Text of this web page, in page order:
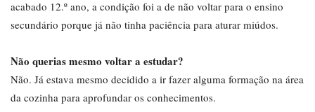
acabado 12.º ano, a condição foi a de não voltar para o ensino
secundário porque já não tinha paciência para aturar miúdos.
Não querias mesmo voltar a estudar?
Não. Já estava mesmo decidido a ir fazer alguma formação na área
da cozinha para aprofundar os conhecimentos.